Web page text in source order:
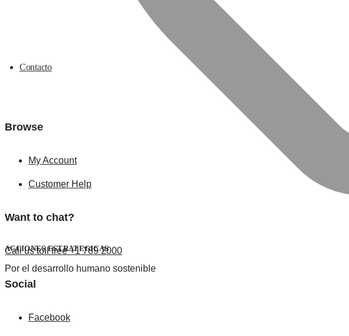
Contacto
Browse
My Account
Customer Help
Want to chat?
Call us toll free +1 789 2000
Social
Facebook
ACCIONES ESTRATEGICAS
Por el desarrollo humano sostenible